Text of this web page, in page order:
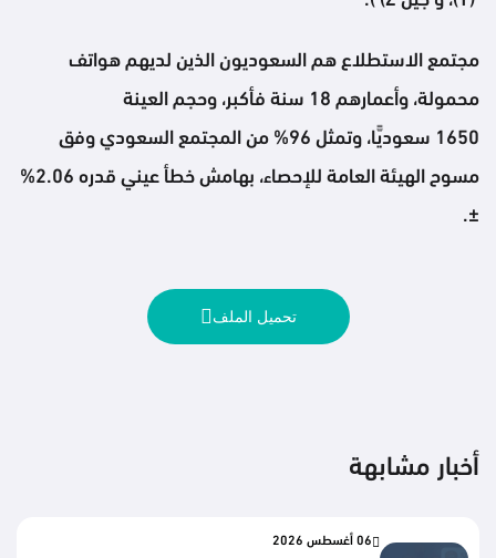
مجتمع الاستطلاع هم السعوديون الذين لديهم هواتف
محمولة، وأعمارهم 18 سنة فأكبر، وحجم العينة
1650 سعوديًّا، وتمثل 96% من المجتمع السعودي وفق
مسوح الهيئة العامة للإحصاء، بهامش خطأ عيني قدره 2.06%
±.
تحميل الملف
أخبار مشابهة
06 أغسطس 2026